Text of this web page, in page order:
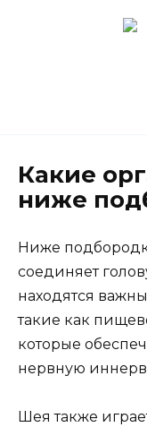
Какие
ниже
Ниже
соединяет
находятся
такие как
которые
нервную
Шея также